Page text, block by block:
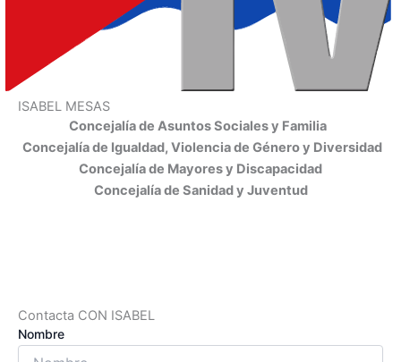
ISABEL MESAS
Concejalía de Asuntos Sociales y Familia
Concejalía de Igualdad, Violencia de Género y Diversidad
Concejalía de Mayores y Discapacidad
Concejalía de Sanidad y Juventud
Contacta CON ISABEL
Nombre